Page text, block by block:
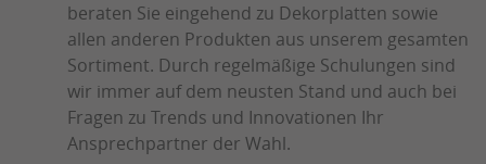
beraten Sie eingehend zu Dekorplatten sowie
allen anderen Produkten aus unserem gesamten
Sortiment. Durch regelmäßige Schulungen sind
wir immer auf dem neusten Stand und auch bei
Fragen zu Trends und Innovationen Ihr
Ansprechpartner der Wahl.